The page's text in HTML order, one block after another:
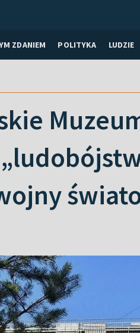
ZDANIEM POLITYKA LUDZIE